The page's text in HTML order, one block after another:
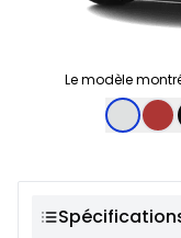
Le modèle
Sélection de couleur